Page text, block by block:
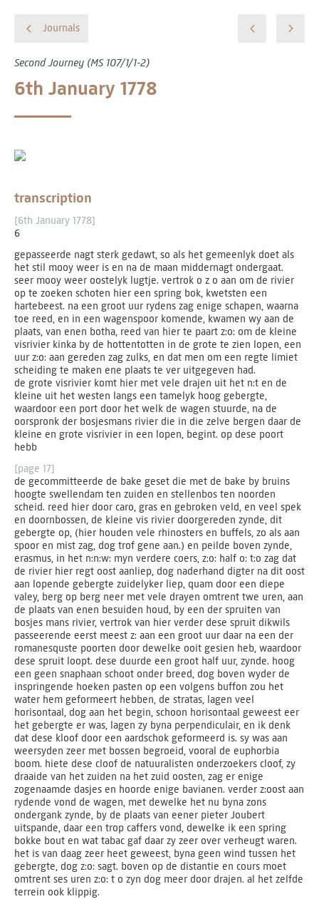
Journals
Second Journey (MS 107/1/1-2)
6th January 1778
transcription
[6th January 1778]
6
gepasseerde nagt sterk gedawt, so als het gemeenlyk doet als
het stil mooy weer is en na de maan middernagt ondergaat.
seer mooy weer oostelyk lugtje. vertrok o z o aan om de rivier
op te zoeken schoten hier een spring bok, kwetsten een
hartebeest. na een groot uur rydens zag enige schapen, waarna
toe reed, en in een wagenspoor komende, kwamen wy aan de
plaats, van enen botha, reed van hier te paart z:o: om de kleine
visrivier kinka by de hottentotten in de grote te zien lopen, een
uur z:o: aan gereden zag zulks, en dat men om een regte limiet
scheiding te maken ene plaats te ver uitgegeven had.
de grote visrivier komt hier met vele drajen uit het n:t en de
kleine uit het westen langs een tamelyk hoog gebergte,
waardoor een port door het welk de wagen stuurde, na de
oorspronk der bosjesmans rivier die in die zelve bergen daar de
kleine en grote visrivier in een lopen, begint. op dese poort
hebb
[page 17]
de gecommitteerde de bake geset die met de bake by bruins
hoogte swellendam ten zuiden en stellenbos ten noorden
scheid. reed hier door caro, gras en gebroken veld, en veel spek
en doornbossen, de kleine vis rivier doorgereden zynde, dit
gebergte op, (hier houden vele rhinosters en buffels, zo als aan
spoor en mist zag, dog trof gene aan.) en peilde boven zynde,
erasmus, in het n:n:w: myn verdere coers, z:o: half o: t:o zag dat
de rivier hier regt oost aanliep, dog naderhand digter na dit oost
aan lopende gebergte zuidelyker liep, quam door een diepe
valey, berg op berg neer met vele drayen omtrent twe uren, aan
de plaats van enen besuiden houd, by een der spruiten van
bosjes mans rivier, vertrok van hier verder dese spruit dikwils
passeerende eerst meest z: aan een groot uur daar na een der
romanesquste poorten door dewelke ooit gesien heb, waardoor
dese spruit loopt. dese duurde een groot half uur, zynde. hoog
een geen snaphaan schoot onder breed, dog boven wyder de
inspringende hoeken pasten op een volgens buffon zou het
water hem geformeert hebben, de stratas, lagen veel
horisontaal, dog aan het begin, schoon horisontaal geweest eer
het gebergte er was, lagen zy byna perpendiculair, en ik denk
dat dese kloof door een aardschok geformeerd is. sy was aan
weersyden zeer met bossen begroeid, vooral de euphorbia
boom. hiete dese cloof de natuuralisten onderzoekers cloof, zy
draaide van het zuiden na het zuid oosten, zag er enige
zogenaamde dasjes en hoorde enige bavianen. verder z:oost aan
rydende vond de wagen, met dewelke het nu byna zons
ondergank zynde, by de plaats van eener pieter Joubert
uitspande, daar een trop caffers vond, dewelke ik een spring
bokke bout en wat tabac gaf daar zy zeer over verheugt waren.
het is van daag zeer heet geweest, byna geen wind tussen het
gebergte, dog z:o: sagt. boven op de distantie en cours moet
omtrent ses uren z:o: t o zyn dog meer door drajen. al het zelfde
terrein ook klippig.